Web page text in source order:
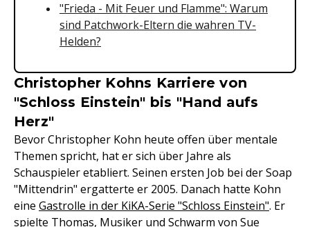
"Frieda - Mit Feuer und Flamme": Warum
sind Patchwork-Eltern die wahren TV-
Helden?
Christopher Kohns Karriere von
"Schloss Einstein" bis "Hand aufs
Herz"
Bevor Christopher Kohn heute offen über mentale
Themen spricht, hat er sich über Jahre als
Schauspieler etabliert. Seinen ersten Job bei der Soap
"Mittendrin" ergatterte er 2005. Danach hatte Kohn
eine Gastrolle in der KiKA-Serie "Schloss Einstein". Er
spielte Thomas, Musiker und Schwarm von Sue